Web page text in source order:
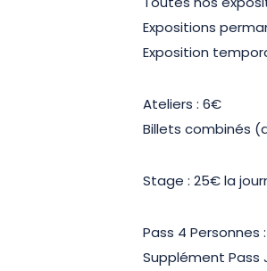
Expositions
Exposition
Ateliers : 6€
Billets combinés
Stage : 25€ la
Pass 4 Personnes
Supplément Pass